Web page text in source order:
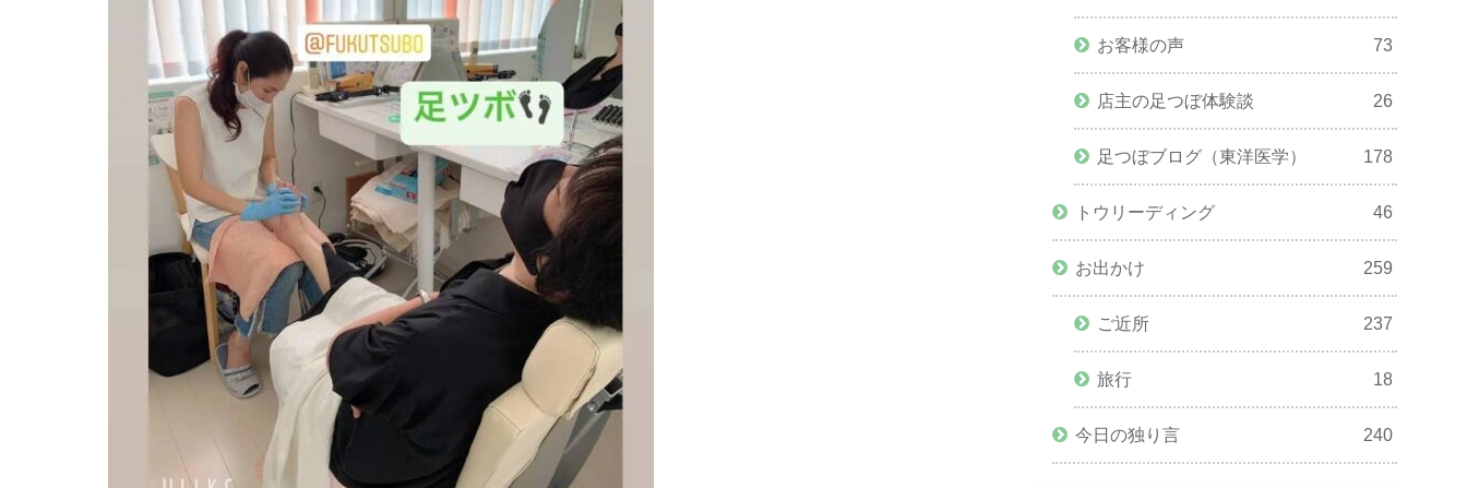
お客様の声 73
店主の足つぼ体験談 26
足つぼブログ（東洋医学） 178
トウリーディング 46
お出かけ 259
ご近所 237
旅行 18
今日の独り言 240